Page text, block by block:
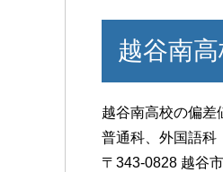
越谷南
越谷南高校の偏差
普通科、外国語科
〒343-0828 越谷